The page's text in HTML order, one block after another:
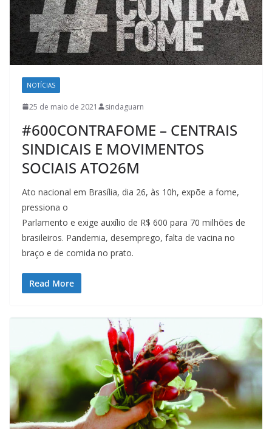
NOTÍCIAS
25 de maio de 2021 sindaguarn
#600CONTRAFOME – CENTRAIS
SINDICAIS E MOVIMENTOS
SOCIAIS ATO26M
Ato nacional em Brasília, dia 26, às 10h, expõe a fome,
pressiona o
Parlamento e exige auxílio de R$ 600 para 70 milhões de
brasileiros. Pandemia, desemprego, falta de vacina no
braço e de comida no prato.
Read More